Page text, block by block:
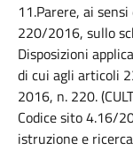
11.Parere, ai
220/2016, sullo
Disposizioni
di cui agli articoli
2016, n. 220.
Codice sito 4.16/
istruzione e ricerca